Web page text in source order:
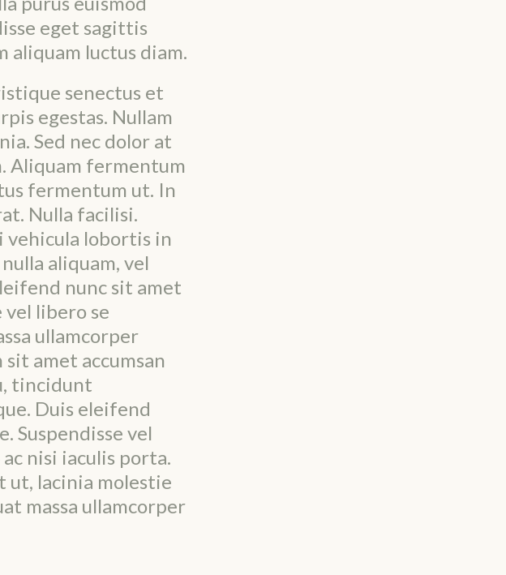
eget sagittis
aliquam luctus diam.
senectus et
egestas. Nullam
Sed nec dolor at
Aliquam fermentum
fermentum ut. In
Nulla facilisi.
vehicula lobortis in
aliquam, vel
nunc sit amet
vel libero se
ullamcorper
amet accumsan
tincidunt
Duis eleifend
Suspendisse vel
nisi iaculis porta.
ut, lacinia molestie
massa ullamcorper